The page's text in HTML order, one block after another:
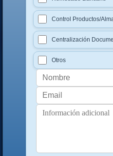
Control Productos/
Centralización
Otros